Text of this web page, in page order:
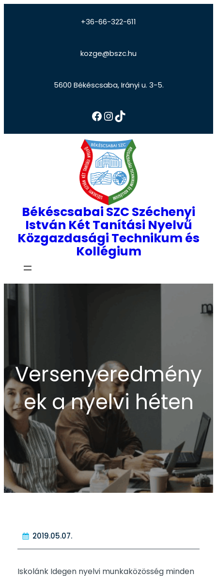
+36-66-322-611
kozge@bszc.hu
5600 Békéscsaba, Irányi u. 3-5.
Békéscsabai SZC Széchenyi
István Két Tanítási Nyelvű
Közgazdasági Technikum és
Kollégium
Versenyeredmény
ek a nyelvi héten
2019.05.07.
Iskolánk Idegen nyelvi munkaközösség minden